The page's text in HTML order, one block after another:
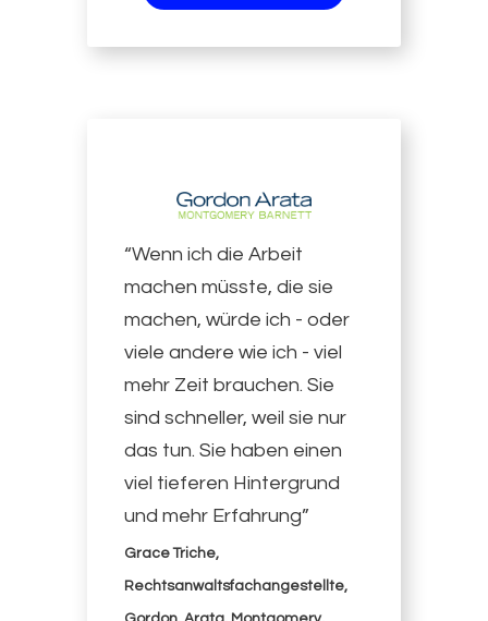
“Wenn ich die Arbeit
machen müsste, die sie
machen, würde ich - oder
viele andere wie ich - viel
mehr Zeit brauchen. Sie
sind schneller, weil sie nur
das tun. Sie haben einen
viel tieferen Hintergrund
und mehr Erfahrung”
Grace Triche,
Rechtsanwaltsfachangestellte,